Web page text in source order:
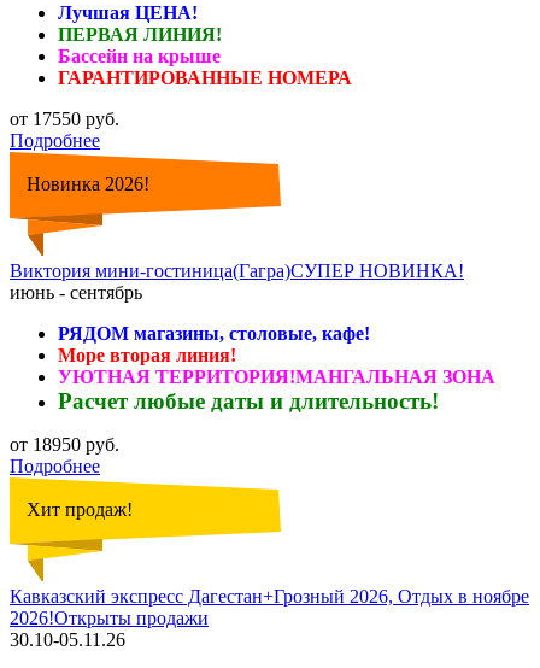
Лучшая ЦЕНА!
ПЕРВАЯ ЛИНИЯ!
Бассейн на крыше
ГАРАНТИРОВАННЫЕ НОМЕРА
от 17550 руб.
Подробнее
Новинка 2026!
Виктория мини-гостиница(Гагра)СУПЕР НОВИНКА!
июнь - сентябрь
РЯДОМ магазины, столовые, кафе!
Море вторая линия!
УЮТНАЯ ТЕРРИТОРИЯ!МАНГАЛЬНАЯ ЗОНА
Расчет любые даты и длительность!
от 18950 руб.
Подробнее
Хит продаж!
Кавказский экспресс Дагестан+Грозный 2026, Отдых в ноябре
2026!Открыты продажи
30.10-05.11.26